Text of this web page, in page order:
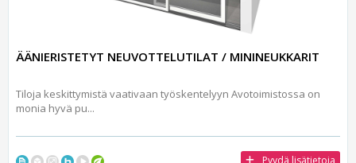
ÄÄNIERISTETYT NEUVOTTELUTILAT / MININEUKKARIT
Tiloja keskittymistä vaativaan työskentelyyn Avotoimistossa on
monia hyvä pu...
Pyydä lisätietoja